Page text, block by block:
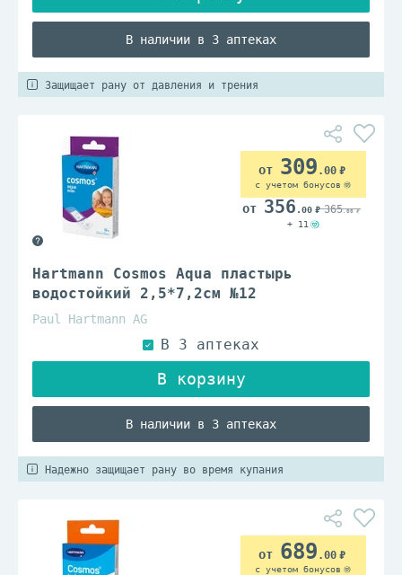
В наличии в 3 аптеках
Защищает рану от давления и трения
Hartmann Cosmos Aqua пластырь
водостойкий 2,5*7,2см №12
Paul Hartmann AG
В наличии в 3 аптеках
309 .00
с учетом бонусов
356 .00 365.00
+ 11
Надежно защищает рану во время купания
689 .00
с учетом бонусов